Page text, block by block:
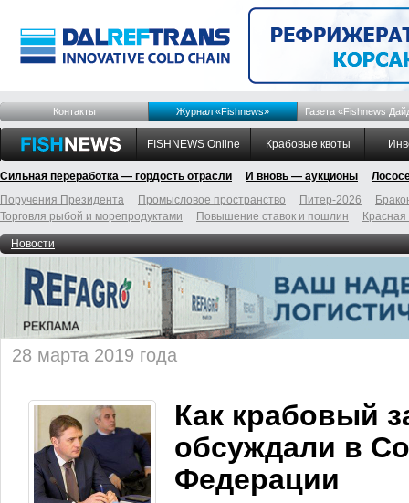
Контакты Журнал «Fishnews» Газета «Fishnews
FISHNEWS Online Крабовые квоты
Сильная переработка — гордость отрасли И вновь — аукционы
Поручения Президента
Промысловое пространство Питер-2026
Торговля рыбой и морепродуктами
Повышение ставок и пошлин
Новости
28 марта 2019 года
Как крабовый
обсуждали в
Федерации